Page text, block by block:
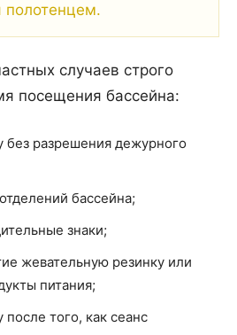
полотенцем.
случаев строго
посещения бассейна:
без разрешения дежурного
бассейна;
знаки;
жевательную резинку или
питания;
после того, как сеанс